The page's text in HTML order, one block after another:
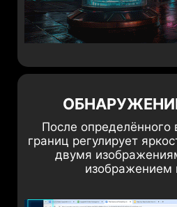
После определённого
границ регулирует
двумя
изображением